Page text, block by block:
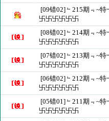
[09错02]﹄215期﹃~
卐卐卐卐卐卐
[08错02]﹄214期﹃~
卐卐卐卐卐卐
[07错02]﹄213期﹃~
卐卐卐卐卐卐
[06错02]﹄212期﹃~
卐卐卐卐卐卐
[05错01]﹄211期﹃~
卐卐卐卐卐卐